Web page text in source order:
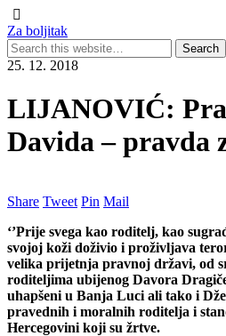
Za boljitak
25. 12. 2018
LIJANOVIĆ:
Davida – pravda
Share Tweet Pin Mail
‘’Prije svega kao roditelj, kao
svojoj koži doživio i proživljava
velika prijetnja pravnoj državi, od
roditeljima ubijenog Davora
uhapšeni u Banja Luci ali tako i
pravednih i moralnih roditelja i
Hercegovini koji su žrtve.